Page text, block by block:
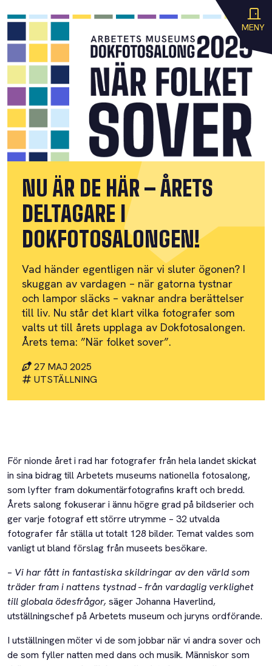
MENY
NU ÄR DE HÄR – ÅRETS
DELTAGARE I
DOKFOTOSALONGEN!
Vad händer egentligen när vi sluter ögonen? I
skuggan av vardagen – när gatorna tystnar
och lampor släcks – vaknar andra berättelser
till liv. Nu står det klart vilka fotografer som
valts ut till årets upplaga av Dokfotosalongen.
Årets tema: ”När folket sover”.
27 MAJ 2025
UTSTÄLLNING
För nionde året i rad har fotografer från hela landet skickat
in sina bidrag till Arbetets museums nationella fotosalong,
som lyfter fram dokumentärfotografins kraft och bredd.
Årets salong fokuserar i ännu högre grad på bildserier och
ger varje fotograf ett större utrymme – 32 utvalda
fotografer får ställa ut totalt 128 bilder. Temat valdes som
vanligt ut bland förslag från museets besökare.
– Vi har fått in fantastiska skildringar av den värld som
träder fram i nattens tystnad – från vardaglig verklighet
till globala ödesfrågor, säger Johanna Haverlind,
utställningschef på Arbetets museum och juryns ordförande.
I utställningen möter vi de som jobbar när vi andra sover och
de som fyller natten med dans och musik. Människor som